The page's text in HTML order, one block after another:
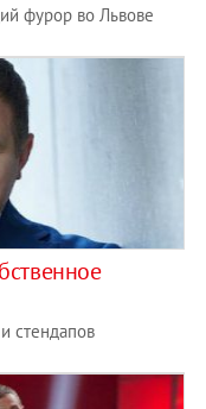
фурор во Львове
стендапов